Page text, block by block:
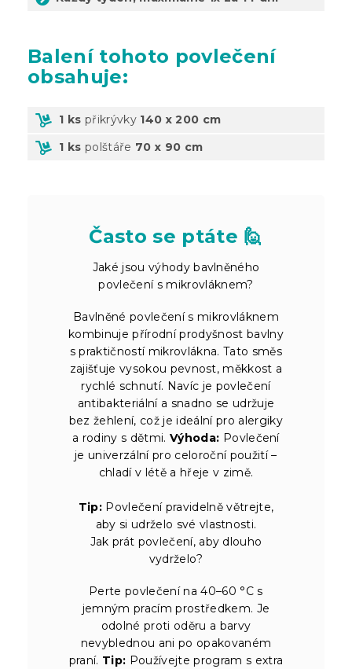
Balenítohoto povlečení
obsahuje:
1 ks přikrývky 140 x 200 cm
1 ks polštáře 70 x 90 cm
Často se ptáte 🙋
Jaké jsou výhody bavlněného
povlečení s mikrovláknem?
Bavlněné povlečení s mikrovláknem
kombinuje přírodní prodyšnost bavlny
s praktičností mikrovlákna. Tato směs
zajišťuje vysokou pevnost, měkkost a
rychlé schnutí. Navíc je povlečení
antibakteriální a snadno se udržuje
bez žehlení, což je ideální pro alergiky
a rodiny s dětmi.Výhoda: Povlečení
je univerzální pro celoroční použití –
chladí v létě a hřeje v zimě.
Tip: Povlečení pravidelně větrejte,
aby si udrželo své vlastnosti.
Jak prát povlečení, aby dlouho
vydrželo?
Perte povlečení na 40–60 °C s
jemným pracím prostředkem. Je
odolné proti oděru a barvy
nevyblednou ani po opakovaném
praní. Tip: Používejte program s extra